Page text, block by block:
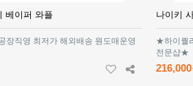
베이퍼 와플
장직영 최저가 해외배송 원도매운영
나이키
★하이퀄
전문샵★
216,000